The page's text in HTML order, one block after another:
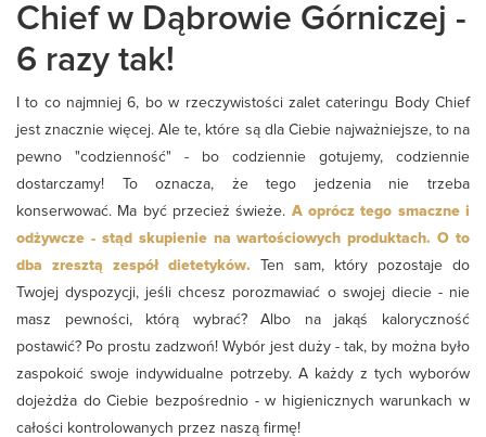
Chief w Dąbrowie Górniczej -
6 razy tak!
I to co najmniej 6, bo w rzeczywistości zalet cateringu Body Chief
jest znacznie więcej. Ale te, które są dla Ciebie najważniejsze, to na
pewno "codzienność" - bo codziennie gotujemy, codziennie
dostarczamy! To oznacza, że tego jedzenia nie trzeba
konserwować. Ma być przecież świeże. A oprócz tego smaczne i
odżywcze - stąd skupienie na wartościowych produktach. O to
dba zresztą zespół dietetyków. Ten sam, który pozostaje do
Twojej dyspozycji, jeśli chcesz porozmawiać o swojej diecie - nie
masz pewności, którą wybrać? Albo na jakąś kaloryczność
postawić? Po prostu zadzwoń! Wybór jest duży - tak, by można było
zaspokoić swoje indywidualne potrzeby. A każdy z tych wyborów
dojeżdża do Ciebie bezpośrednio - w higienicznych warunkach w
całości kontrolowanych przez naszą firmę!